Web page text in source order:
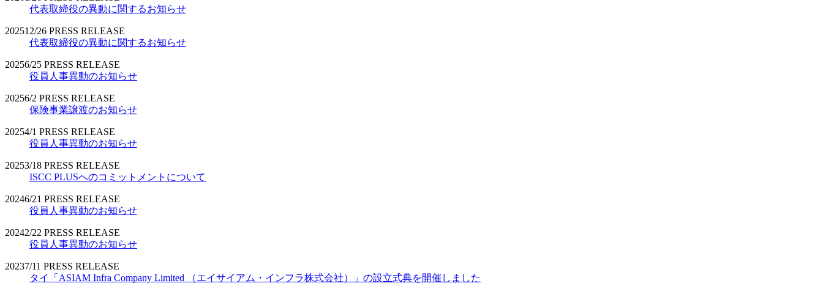
代表取締役の異動に関するお知らせ
202512/26 PRESS RELEASE
代表取締役の異動に関するお知らせ
20256/25 PRESS RELEASE
役員人事異動のお知らせ
20256/2 PRESS RELEASE
保険事業譲渡のお知らせ
20254/1 PRESS RELEASE
役員人事異動のお知らせ
20253/18 PRESS RELEASE
ISCC PLUSへのコミットメントについて
20246/21 PRESS RELEASE
役員人事異動のお知らせ
20242/22 PRESS RELEASE
役員人事異動のお知らせ
20237/11 PRESS RELEASE
タイ「ASIAM Infra Company Limited （エイサイアム・インフラ株式会社）」の設立式典を開催しました